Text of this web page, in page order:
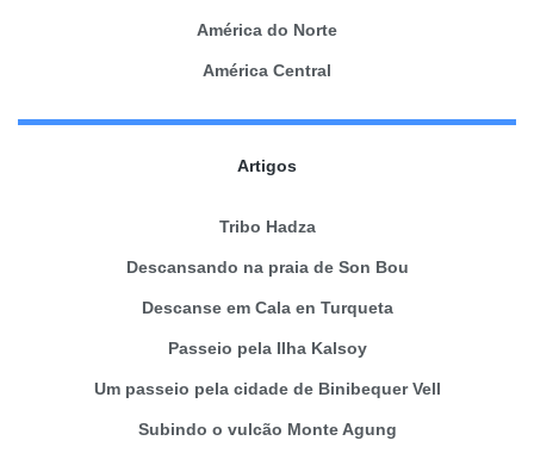
América do Norte
América Central
Artigos
Tribo Hadza
Descansando na praia de Son Bou
Descanse em Cala en Turqueta
Passeio pela Ilha Kalsoy
Um passeio pela cidade de Binibequer Vell
Subindo o vulcão Monte Agung